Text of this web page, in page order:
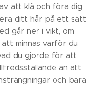
att klä och föra dig
ditt hår på ett sätt
går ner i vikt, om
minnas varför du
du gjorde för att
än att
och bara